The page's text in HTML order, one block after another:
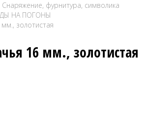
Снаряжение, фурнитура, символика
НА ПОГОНЫ
золотистая
16 мм., золотистая